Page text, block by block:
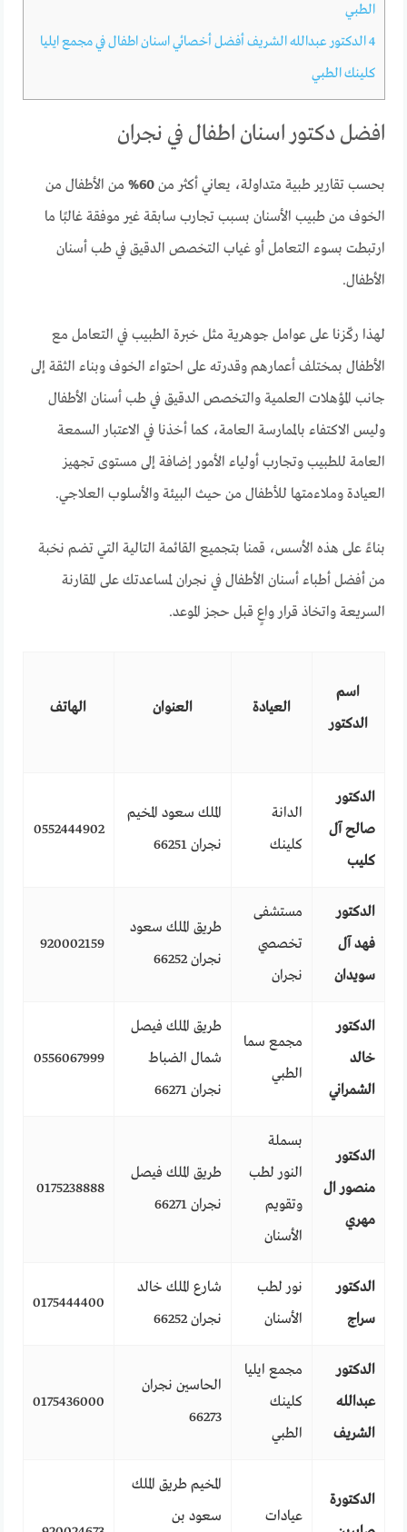
الطبي
4الدكتور عبدالله الشريف أفضل أخصائي اسنان اطفال في مجمع ايليا
كلينك الطبي
افضل دكتور اسنان اطفال في نجران
بحسب تقارير طبية متداولة، يعاني أكثر من60%
من الأطفال من
الخوف من طبيب الأسنان بسبب تجارب سابقة غير موفقة غالبًا ما
ارتبطت بسوء التعامل أو غياب التخصص الدقيق في طب أسنان
الأطفال.
لهذا ركّزنا على عوامل جوهرية مثل خبرة الطبيب في التعامل مع
الأطفال بمختلف أعمارهم وقدرته على احتواء الخوف وبناء الثقة إلى
جانب المؤهلات العلمية والتخصص الدقيق في طب أسنان الأطفال
وليس الاكتفاء بالممارسة العامة، كما أخذنا في الاعتبار السمعة
العامة للطبيب وتجارب أولياء الأمور إضافة إلى مستوى تجهيز
العيادة وملاءمتها للأطفال من حيث البيئة والأسلوب العلاجي.
بناءً على هذه الأسس، قمنا بتجميع القائمة التالية التي تضم نخبة
من أفضل أطباء أسنان الأطفال في نجران لمساعدتك على المقارنة
السريعة واتخاذ قرار واعٍ قبل حجز الموعد.
اسم
الدكتور
العيادة العنوان الهاتف
الدكتور
صالح آل
كليب
الدانة
كلينك
الملك سعود المخيم
نجران 66251
0552444902
الدكتور
فهد آل
سويدان
مستشفى
تخصصي
نجران
طريق الملك سعود
نجران 66252
920002159
الدكتور
خالد
الشمراني
مجمع سما
الطبي
طريق الملك فيصل
شمال الضباط
نجران 66271
0556067999
الدكتور
منصور ال
مهري
بسملة
النور لطب
وتقويم
الأسنان
طريق الملك فيصل
نجران 66271
0175238888
الدكتور
سراج
نور لطب
الأسنان
شارع الملك خالد
نجران 66252
0175444400
الدكتور
عبدالله
الشريف
مجمع ايليا
كلينك
الطبي
الحاسين نجران
66273
0175436000
الدكتورة
عيادات
المخيم طريق الملك
سعود بن